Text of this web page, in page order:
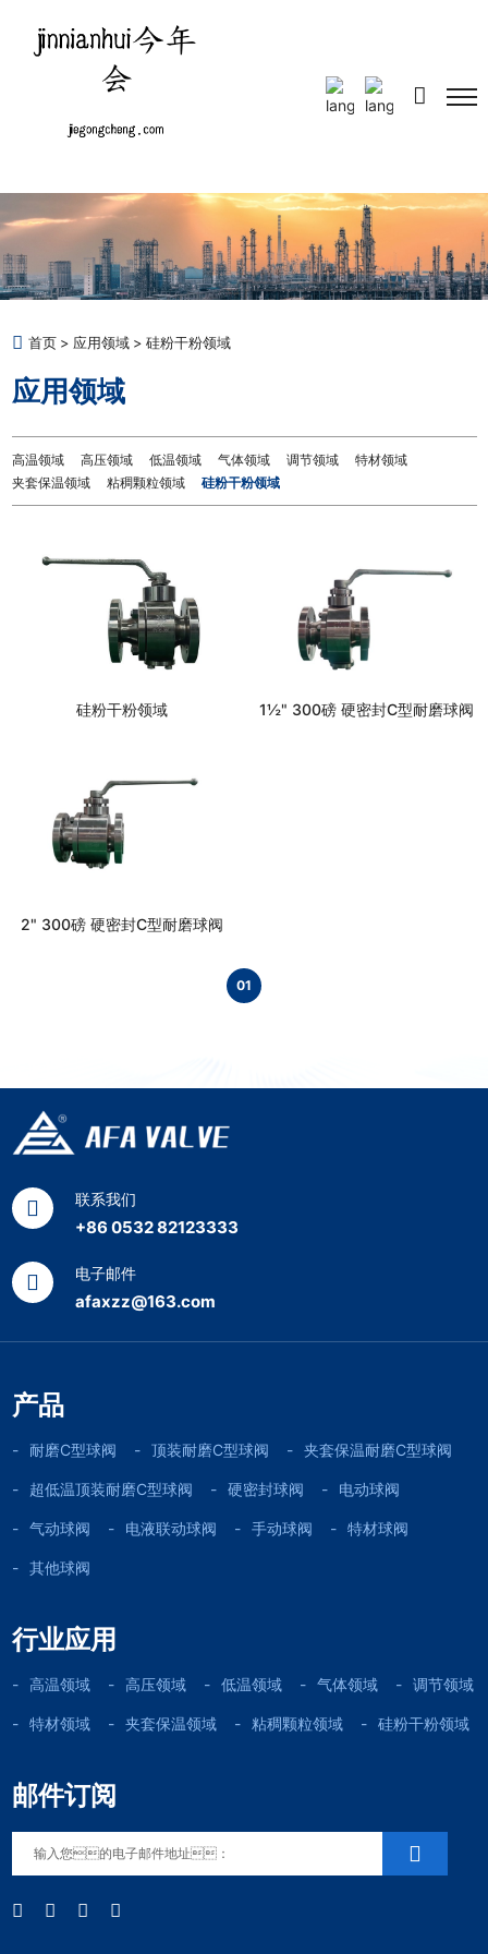
Select Language
首页 应用领域 硅粉干粉领域
应用领域
高温领域 高压领域 低温领域 气体领域 调节领域
特材领域
夹套保温领域
粘稠颗粒领域 硅粉干粉领域
硅粉干粉领域 1½" 300磅 硬密封C型耐磨球阀
2" 300磅 硬密封C型耐磨球阀
01
联系我们
+86 0532 82123333
电子邮件
afaxzz@163.com
产品
耐磨C型球阀 顶装耐磨C型球阀 夹套保温耐磨C型球阀
超低温顶装耐磨C型球阀 硬密封球阀 电动球阀
气动球阀 电液联动球阀 手动球阀 特材球阀
其他球阀
行业应用
高温领域 高压领域 低温领域 气体领域 调节领域
特材领域 夹套保温领域 粘稠颗粒领域 硅粉干粉领域
邮件订阅